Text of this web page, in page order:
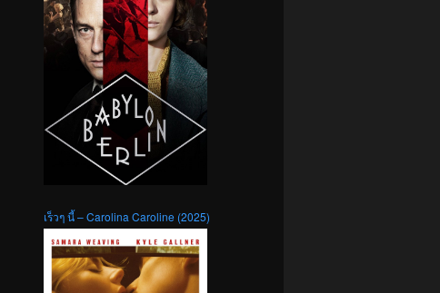
เร็วๆ นี้ – Carolina Caroline (2025)